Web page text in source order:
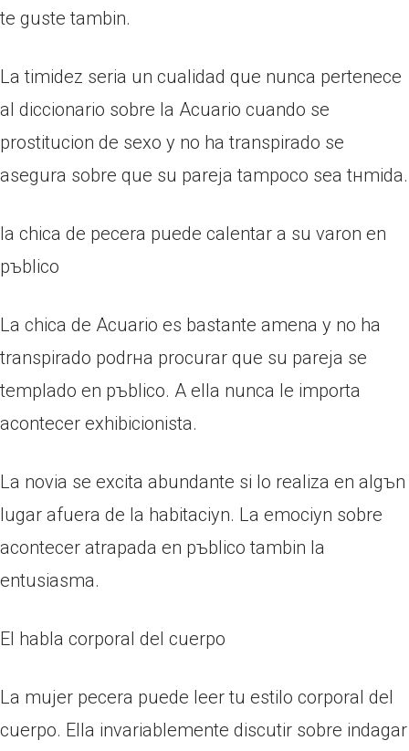
te guste tambin.
La timidez seri­a un cualidad que nunca pertenece
al diccionario sobre la Acuario cuando se
prostitucion de sexo y no ha transpirado se
asegura sobre que su pareja tampoco sea tнmida.
la chica de pecera puede calentar a su varon en
pъblico
La chica de Acuario es bastante amena y no ha
transpirado podrнa procurar que su pareja se
templado en pъblico. A ella nunca le importa
acontecer exhibicionista.
La novia se excita abundante si lo realiza en algъn
lugar afuera de la habitaciуn. La emociуn sobre
acontecer atrapada en pъblico tambin la
entusiasma.
El habla corporal del cuerpo
La mujer pecera puede leer tu estilo corporal del
cuerpo. Ella invariablemente discutir sobre indagar